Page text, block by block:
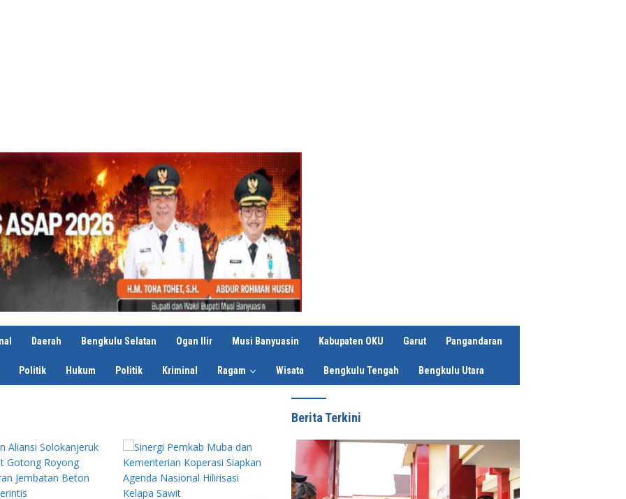
Daerah Bengkulu Selatan Ogan Ilir Musi Banyuasin Kabupaten OKU Garut Pangandaran
Politik Hukum Politik Kriminal Ragam Wisata Bengkulu Tengah Bengkulu Utara
Berita Terkini